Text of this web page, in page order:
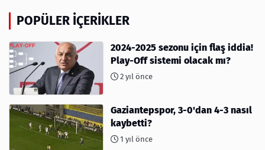
POPÜLER İÇERIKLER
2024-2025 sezonu için flaş iddia!
Play-Off sistemi olacak mı?
2 yıl önce
Gaziantepspor, 3-0'dan 4-3 nasıl
kaybetti?
1 yıl önce